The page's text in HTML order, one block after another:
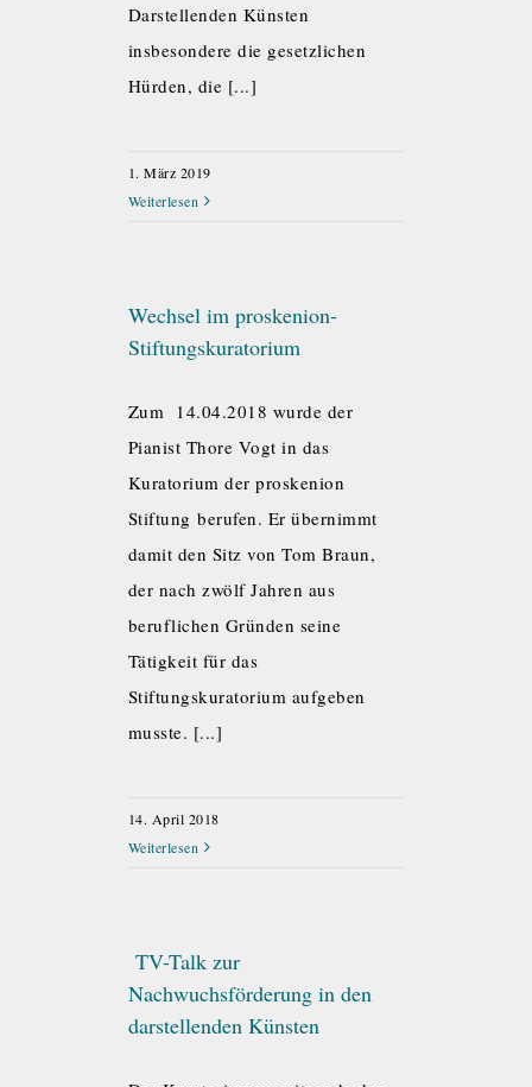
Darstellenden Künsten
insbesondere die gesetzlichen
Hürden, die [...]
1. März 2019
Weiterlesen
Wechsel im proskenion-
Stiftungskuratorium
Zum 14.04.2018 wurde der
Pianist Thore Vogt in das
Kuratorium der proskenion
Stiftung berufen. Er übernimmt
damit den Sitz von Tom Braun,
der nach zwölf Jahren aus
beruflichen Gründen seine
Tätigkeit für das
Stiftungskuratorium aufgeben
musste. [...]
14. April 2018
Weiterlesen
TV-Talk zur
Nachwuchsförderung in den
darstellenden Künsten